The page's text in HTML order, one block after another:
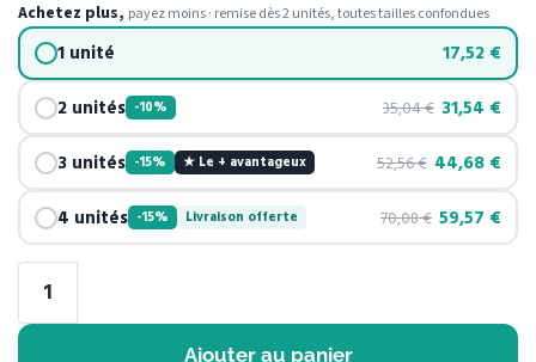
Achetez plus, payez moins · remise dès 2 unités, toutes tailles confondues
1 unité 17,52 €
2 unités -10% 35,04€ 31,54 €
3 unités -15% ★ Le + avantageux 52,56€ 44,68 €
4 unités -15% Livraison offerte 70,08€ 59,57 €
Ajouter au panier